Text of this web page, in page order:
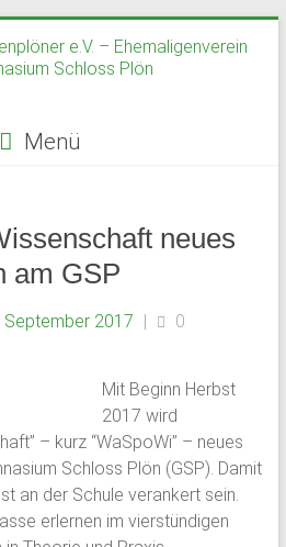
Menü
neues
am GSP
September 2017 |
0
Mit Beginn Herbst
2017 wird
– kurz “WaSpoWi” – neues
Schloss Plön (GSP). Damit
an der Schule verankert sein.
erlernen im vierstündigen